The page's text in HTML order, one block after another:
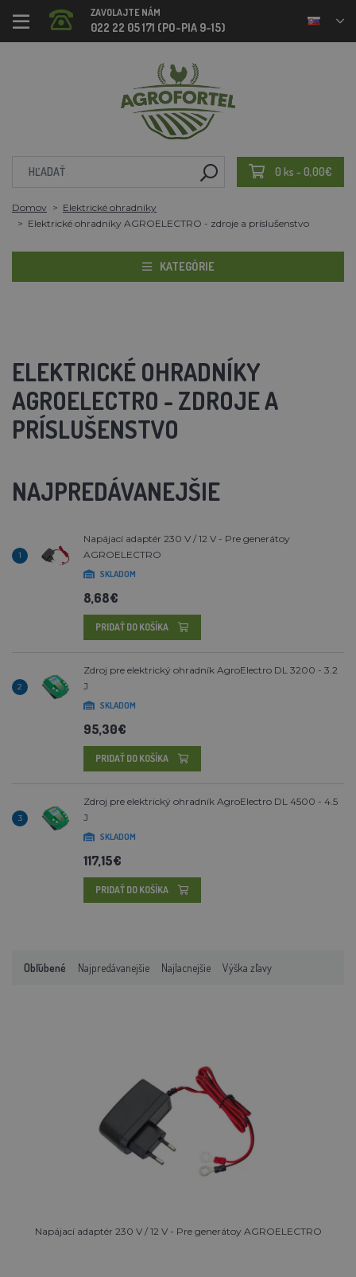
ZAVOLAJTE NÁM
022 22 05 171 (PO-PIA 9-15)
0 ks - 0,00€
Domov
Elektrické ohradníky
Elektrické ohradníky AGROELECTRO - zdroje a príslušenstvo
KATEGÓRIE
ELEKTRICKÉ OHRADNÍKY
AGROELECTRO - ZDROJE A
PRÍSLUŠENSTVO
NAJPREDÁVANEJŠIE
1
Napájací adaptér 230 V / 12 V - Pre generátoy
AGROELECTRO
SKLADOM
8,68€
PRIDAŤ DO KOŠÍKA
2
Zdroj pre elektrický ohradník AgroElectro DL 3200 - 3.2
J
SKLADOM
95,30€
PRIDAŤ DO KOŠÍKA
3
Zdroj pre elektrický ohradník AgroElectro DL 4500 - 4.5
J
SKLADOM
117,15€
PRIDAŤ DO KOŠÍKA
Obľúbené Najpredávanejšie Najlacnejšie Výška zľavy
Napájací adaptér 230 V / 12 V - Pre generátoy AGROELECTRO